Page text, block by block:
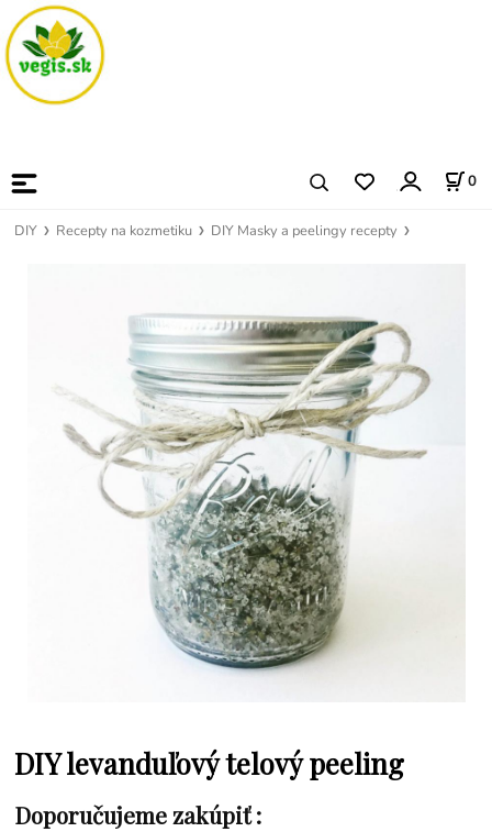
0
DIY Recepty na kozmetiku DIY Masky a peelingy recepty
DIY levanduľový telový peeling
Doporučujeme zakúpiť :